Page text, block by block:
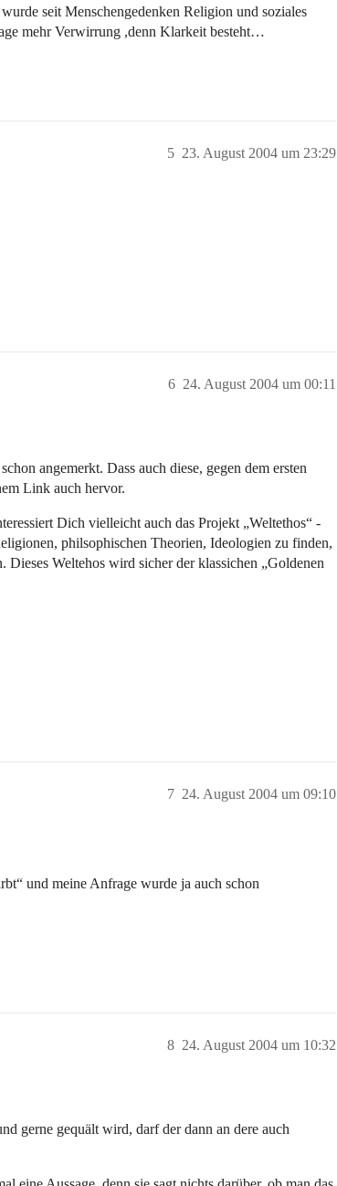
seit Menschengedenken Religion und soziales
mehr Verwirrung ,denn Klarkeit besteht…
23. August 2004 um 23:29
5
24. August 2004 um 00:11
6
angemerkt. Dass auch diese, gegen dem ersten
Link auch hervor.
Dich vielleicht auch das Projekt „Weltethos“ -
philsophischen Theorien, Ideologien zu finden,
Weltehos wird sicher der klassichen „Goldenen
24. August 2004 um 09:10
7
und meine Anfrage wurde ja auch schon
24. August 2004 um 10:32
8
gerne gequält wird, darf der dann an dere auch